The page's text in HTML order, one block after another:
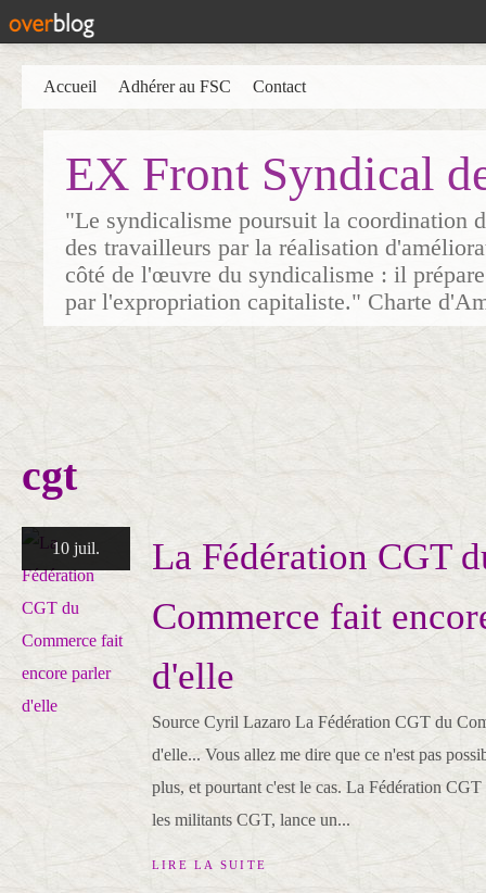
EX Front Syndical
"Le syndicalisme poursuit la coordination
des travailleurs par la réalisation
côté de l'œuvre du syndicalisme : il
par l'expropriation capitaliste." Charte
Accueil Adhérer au FSC Contact
cgt
10 juil.
La Fédération CGT
Commerce fait
d'elle
Source Cyril Lazaro La Fédération CGT du
d'elle... Vous allez me dire que ce n'est pas
plus, et pourtant c'est le cas. La Fédération
les militants CGT, lance un...
LIRE LA SUITE